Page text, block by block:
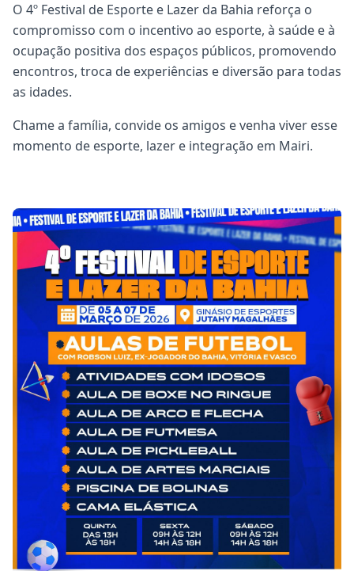
O 4º Festival de Esporte e Lazer da Bahia reforça o
compromisso com o incentivo ao esporte, à saúde e à
ocupação positiva dos espaços públicos, promovendo
encontros, troca de experiências e diversão para todas
as idades.
Chame a família, convide os amigos e venha viver esse
momento de esporte, lazer e integração em Mairi.